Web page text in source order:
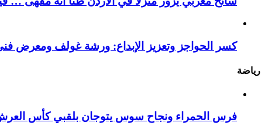
كسر الحواجز وتعزيز الإبداع: ورشة غولف ومعرض
رياضة
فرس الحمراء ونجاح سوس يتوجان بلقبي كأس